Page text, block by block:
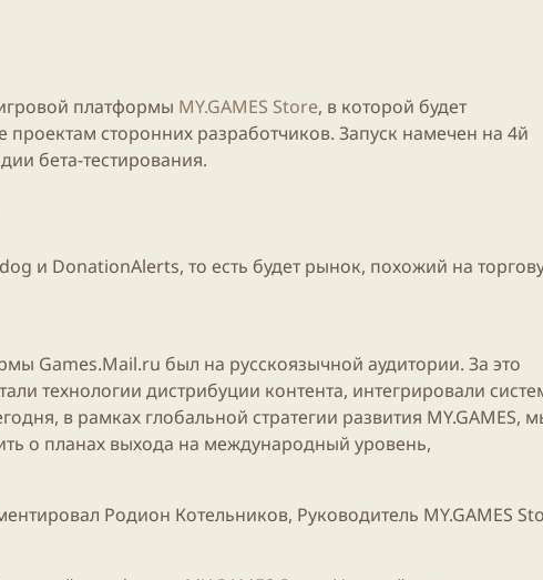
платформы MY.GAMES Store, в которой будет
сторонних разработчиков. Запуск намечен на 4й
бета-тестирования.
и DonationAlerts, то есть будет рынок, похожий на
Games.Mail.ru был на русскоязычной аудитории. За это
технологии дистрибуции контента, интегрировали
в рамках глобальной стратегии развития MY.GAMES,
о планах выхода на международный уровень,
Родион Котельников, Руководитель MY.GAMES